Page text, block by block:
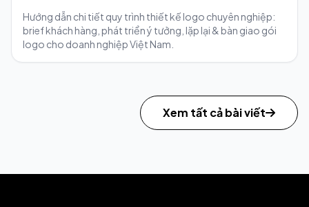
Hướng dẫn chi tiết quy trình thiết kế logo chuyên nghiệp:
brief khách hàng, phát triển ý tưởng, lặp lại & bàn giao gói
logo cho doanh nghiệp Việt Nam.
Xem tất cả bài viết